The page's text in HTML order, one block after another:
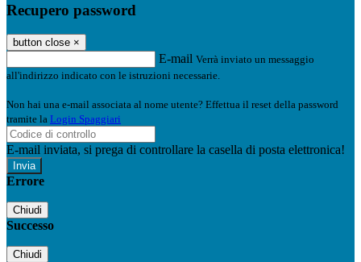
Recupero password
button close ×
E-mail Verrà inviato un messaggio
all'indirizzo indicato con le istruzioni necessarie.
Non hai una e-mail associata al nome utente? Effettua il reset della password
tramite la Login Spaggiari
E-mail inviata, si prega di controllare la casella di posta elettronica!
Errore
Chiudi
Successo
Chiudi